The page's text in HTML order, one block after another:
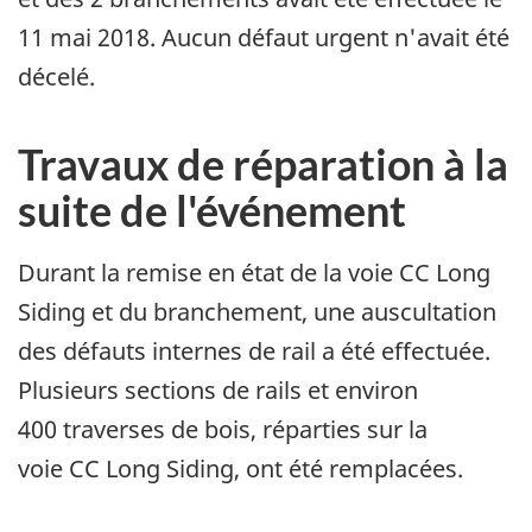
11 mai 2018. Aucun défaut urgent n'avait été
décelé.
Travaux de réparation à la
suite de l'événement
Durant la remise en état de la voie CC Long
Siding et du branchement, une auscultation
des défauts internes de rail a été effectuée.
Plusieurs sections de rails et environ
400 traverses de bois, réparties sur la
voie CC Long Siding, ont été remplacées.